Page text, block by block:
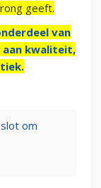
geeft.
van
aan kwaliteit,
om